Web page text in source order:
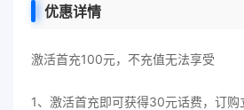
优惠详情
激活首充100元，不充值无法享受
1、激活首充即可获得30元话费，订